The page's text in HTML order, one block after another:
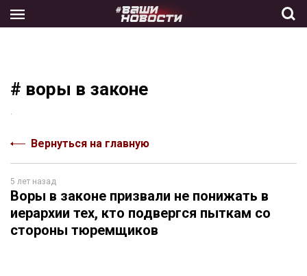
the
# воры в законе
Вернуться на главную
5 лет назад
Воры в законе призвали не понижать в
иерархии тех, кто подвергся пыткам со
стороны тюремщиков